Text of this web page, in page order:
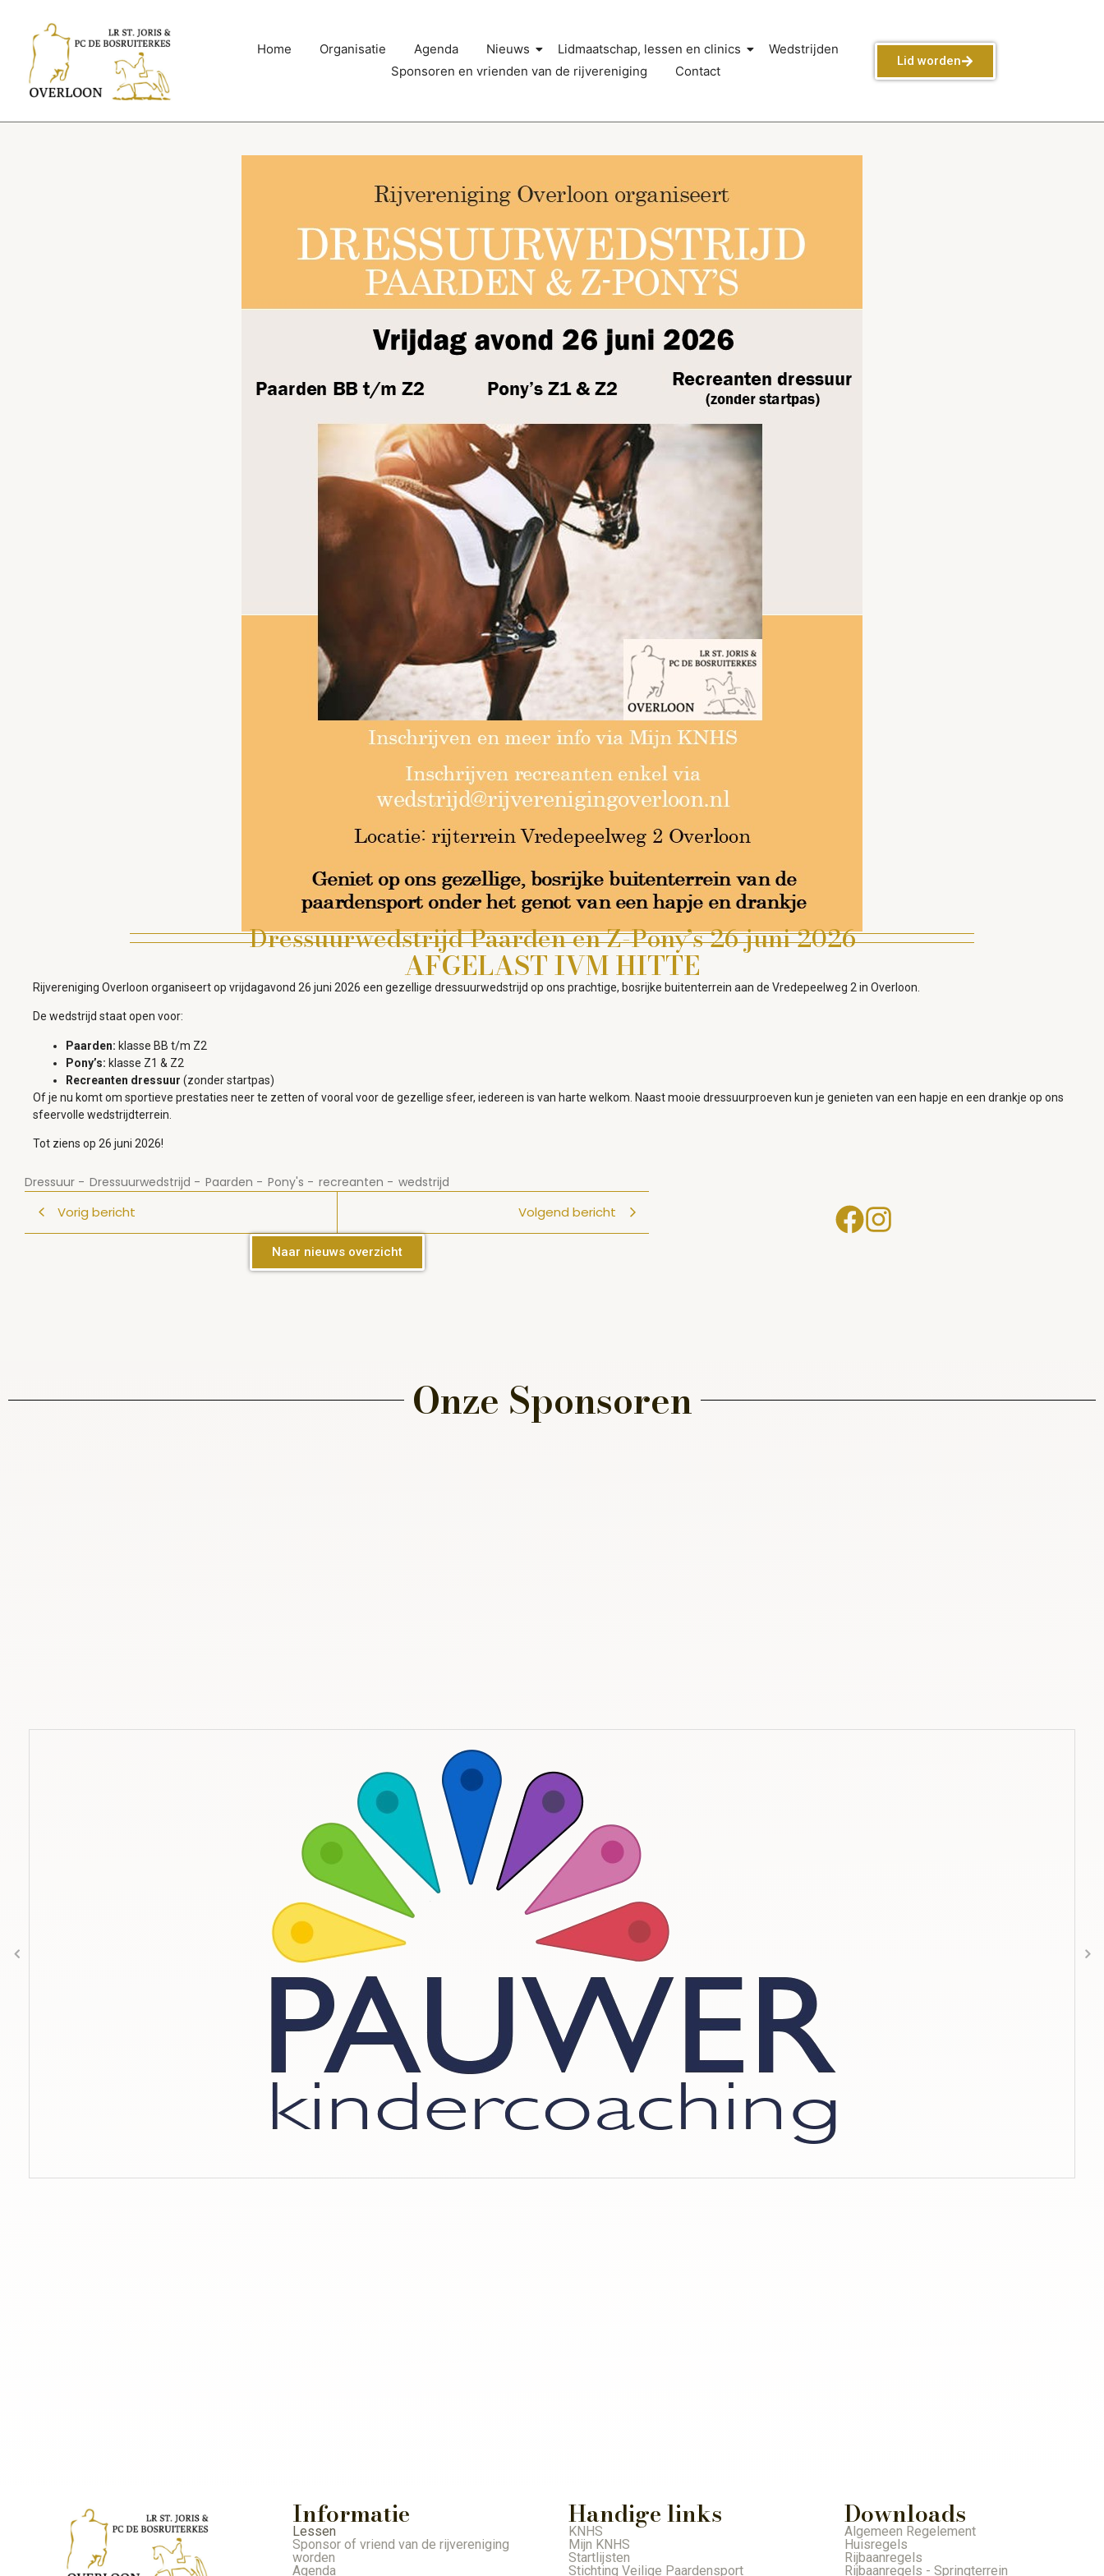
Home Organisatie Agenda Nieuws Lidmaatschap, lessen en clinics
Wedstrijden
Sponsoren en vrienden van de rijvereniging
Contact
Lid worden
Dressuurwedstrijd Paarden en Z-Pony’s 26 juni 2026
AFGELAST IVM HITTE
Rijvereniging Overloon organiseert op vrijdagavond 26 juni 2026 een gezellige dressuurwedstrijd op ons prachtige, bosrijke buitenterrein aan de Vredepeelweg 2 in Overloon.
De wedstrijd staat open voor:
Paarden: klasse BB t/m Z2
Pony’s: klasse Z1 & Z2
Recreanten dressuur (zonder startpas)
Of je nu komt om sportieve prestaties neer te zetten of vooral voor de gezellige sfeer, iedereen is van harte welkom. Naast mooie dressuurproeven kun je genieten van een hapje en een drankje op ons
sfeervolle wedstrijdterrein.
Tot ziens op 26 juni 2026!
Dressuur - Dressuurwedstrijd - Paarden - Pony's - recreanten - wedstrijd
Vorig bericht Volgend bericht
Naar nieuws overzicht
Onze Sponsoren
Informatie
Lessen
Sponsor of vriend van de rijvereniging
worden
Agenda
Handige links
KNHS
Mijn KNHS
Startlijsten
Stichting Veilige Paardensport
Downloads
Algemeen Regelement
Huisregels
Rijbaanregels
Rijbaanregels - Springterrein